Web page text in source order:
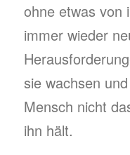
ohne etwas von
immer wieder
sie wachsen
Mensch nicht
ihn hält.